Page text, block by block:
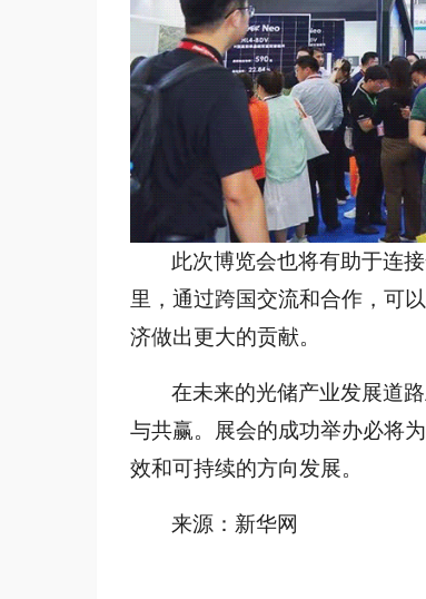
此次博览会也将有助于连
里，通过跨国交流和合作，可
济做出更大的贡献。
在未来的光储产业发展道
与共赢。展会的成功举办必将
效和可持续的方向发展。
来源：新华网